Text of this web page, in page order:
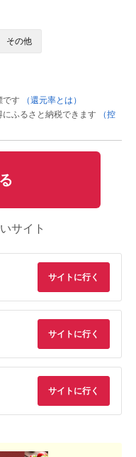
その他
です
（還元率とは）
ふるさと納税できます
（控
サイト
サイトに行く
サイトに行く
サイトに行く